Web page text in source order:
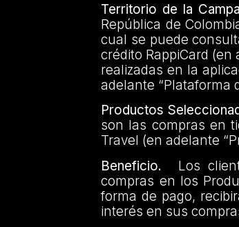
Territorio de la
República de
cual se puede
crédito RappiCard
realizadas en la
adelante “Plataforma
Productos
son las compras en
Travel (en adelante
Beneficio. Los
compras en los
forma de pago,
interés en sus